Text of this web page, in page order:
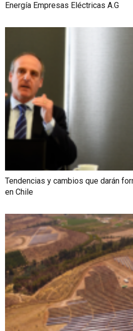
Energía Empresas Eléctricas A.G
Tendencias y cambios que darán
en Chile